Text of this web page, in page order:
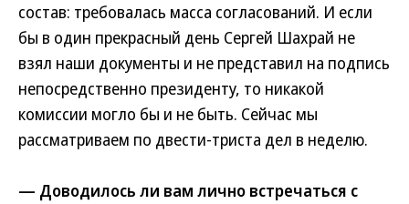
состав: требовалась масса согласований. И если
бы в один прекрасный день Сергей Шахрай не
взял наши документы и не представил на подпись
непосредственно президенту, то никакой
комиссии могло бы и не быть. Сейчас мы
рассматриваем по двести-триста дел в неделю.
— Доводилось ли вам лично встречаться с